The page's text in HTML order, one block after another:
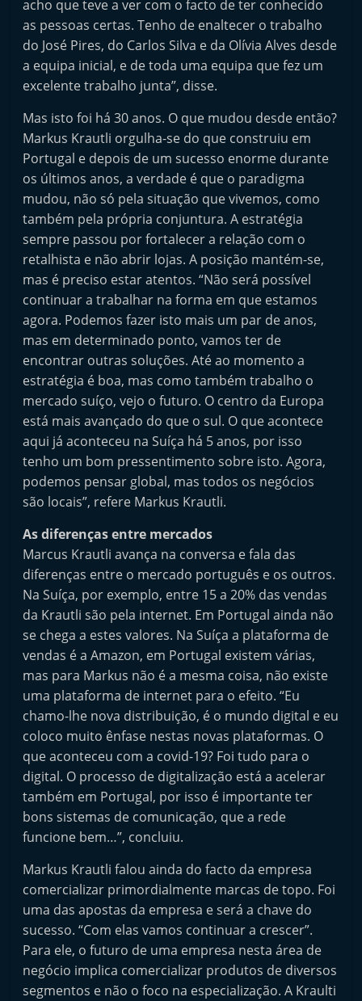
acho que teve a ver com o facto de ter conhecido
as pessoas certas. Tenho de enaltecer o trabalho
do José Pires, do Carlos Silva e da Olívia Alves desde
a equipa inicial, e de toda uma equipa que fez um
excelente trabalho junta”, disse.
Mas isto foi há 30 anos. O que mudou desde então?
Markus Krautli orgulha-se do que construiu em
Portugal e depois de um sucesso enorme durante
os últimos anos, a verdade é que o paradigma
mudou, não só pela situação que vivemos, como
também pela própria conjuntura. A estratégia
sempre passou por fortalecer a relação com o
retalhista e não abrir lojas. A posição mantém-se,
mas é preciso estar atentos. “Não será possível
continuar a trabalhar na forma em que estamos
agora. Podemos fazer isto mais um par de anos,
mas em determinado ponto, vamos ter de
encontrar outras soluções. Até ao momento a
estratégia é boa, mas como também trabalho o
mercado suíço, vejo o futuro. O centro da Europa
está mais avançado do que o sul. O que acontece
aqui já aconteceu na Suíça há 5 anos, por isso
tenho um bom pressentimento sobre isto. Agora,
podemos pensar global, mas todos os negócios
são locais”, refere Markus Krautli.
As diferenças entre mercados
Marcus Krautli avança na conversa e fala das
diferenças entre o mercado português e os outros.
Na Suíça, por exemplo, entre 15 a 20% das vendas
da Krautli são pela internet. Em Portugal ainda não
se chega a estes valores. Na Suíça a plataforma de
vendas é a Amazon, em Portugal existem várias,
mas para Markus não é a mesma coisa, não existe
uma plataforma de internet para o efeito. “Eu
chamo-lhe nova distribuição, é o mundo digital e eu
coloco muito ênfase nestas novas plataformas. O
que aconteceu com a covid-19? Foi tudo para o
digital. O processo de digitalização está a acelerar
também em Portugal, por isso é importante ter
bons sistemas de comunicação, que a rede
funcione bem…”, concluiu.
Markus Krautli falou ainda do facto da empresa
comercializar primordialmente marcas de topo. Foi
uma das apostas da empresa e será a chave do
sucesso. “Com elas vamos continuar a crescer”.
Para ele, o futuro de uma empresa nesta área de
negócio implica comercializar produtos de diversos
segmentos e não o foco na especialização. A Kraulti